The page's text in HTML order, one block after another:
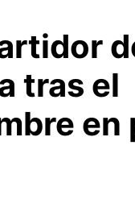
tras el
en